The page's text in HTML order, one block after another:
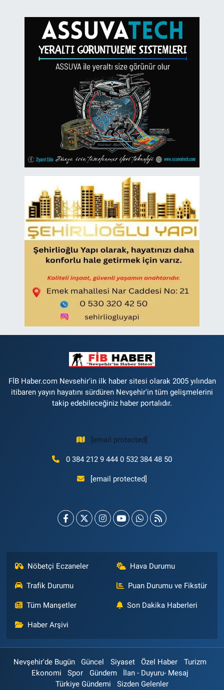
FİB Haber.com Nevsehir'in ilk haber sitesi olarak 2005 yılından
itibaren yayın hayatını sürdüren Nevşehir'in tüm gelişmelerini
takip edebileceğiniz haber portalıdır.
[email protected]
0 384 212 9 444 0 532 384 48 50
[email protected]
Nöbetçi Eczaneler Hava Durumu
Trafik Durumu Puan Durumu ve Fikstür
Tüm Manşetler Son Dakika Haberleri
Haber Arşivi
Nevşehir'de Bugün Güncel Siyaset Özel Haber
Turizm
Ekonomi
Spor Gündem
İlan - Duyuru- Mesaj
Türkiye Gündemi
Sizden Gelenler